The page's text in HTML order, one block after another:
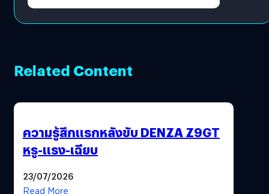
Related Content
ความรู้สึกแรกหลังขับ DENZA Z9GT
หรู-แรง-เฉียบ
23/07/2026
Read More